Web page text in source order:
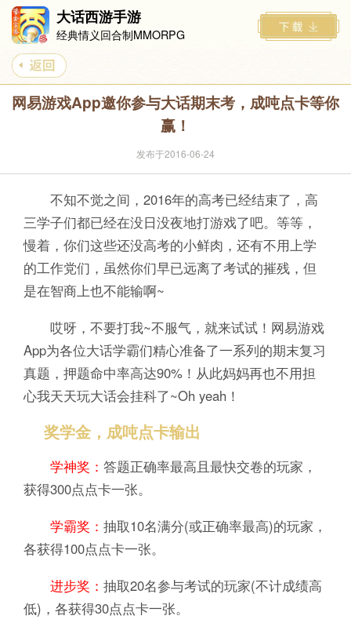
大话西游手游
经典情义回合制MMORPG
网易游戏App邀你参与大话期末考，成吨点卡等你
赢！
发布于2016-06-24
不知不觉之间，2016年的高考已经结束了，高
三学子们都已经在没日没夜地打游戏了吧。等等，
慢着，你们这些还没高考的小鲜肉，还有不用上学
的工作党们，虽然你们早已远离了考试的摧残，但
是在智商上也不能输啊~
哎呀，不要打我~不服气，就来试试！网易游戏
App为各位大话学霸们精心准备了一系列的期末复习
真题，押题命中率高达90%！从此妈妈再也不用担
心我天天玩大话会挂科了~Oh yeah！
奖学金，成吨点卡输出
学神奖： 答题正确率最高且最快交卷的玩家，
获得300点点卡一张。
学霸奖： 抽取10名满分(或正确率最高)的玩家，
各获得100点点卡一张。
进步奖： 抽取20名参与考试的玩家(不计成绩高
低)，各获得30点点卡一张。